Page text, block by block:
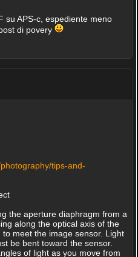
su APS-c, espediente meno
di povery
tips-and-
the aperture diaphragm from a
along the optical axis of the
meet the image sensor. Light
be bent toward the sensor.
of light as you move from